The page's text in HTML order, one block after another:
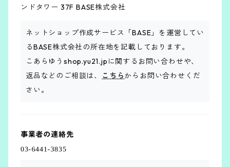
ンドタワー 37F BASE株式会社
ネットショップ作成サービス「BASE」を運営してい
るBASE株式会社の所在地を記載しております。
こあらゆうshop.yu21.jpに関するお問い合わせや、
返品などのご相談は、
こちらからお問い合わせくだ
さい。
事業者の連絡先